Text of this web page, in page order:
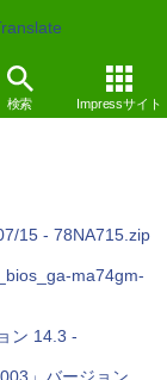
検索 Impressサイト
15 - 78NA715.zip
ma74gm-
ン 14.3 -